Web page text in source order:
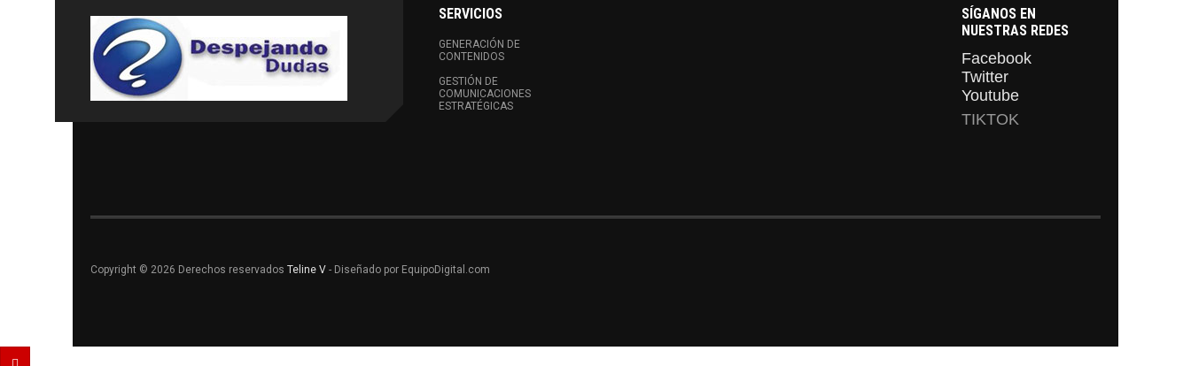
SERVICIOS
GENERACIÓN DE
CONTENIDOS
GESTIÓN DE
COMUNICACIONES
ESTRATÉGICAS
SÍGANOS EN
NUESTRAS REDES
Facebook
Twitter
Youtube
TIKTOK
Copyright © 2026 Derechos reservados Teline V - Diseñado por EquipoDigital.com